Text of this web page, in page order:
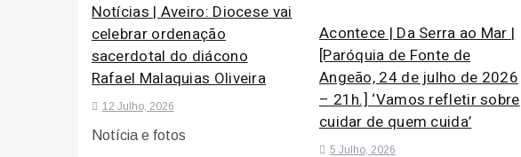
Notícias | Aveiro: Diocese vai
celebrar ordenação
sacerdotal do diácono
Rafael Malaquias Oliveira
12 Julho, 2026
Notícia e fotos
Acontece | Da Serra ao Mar |
[Paróquia de Fonte de
Angeão, 24 de julho de 2026
– 21h.] ‘Vamos refletir sobre
cuidar de quem cuida’
5 Julho, 2026